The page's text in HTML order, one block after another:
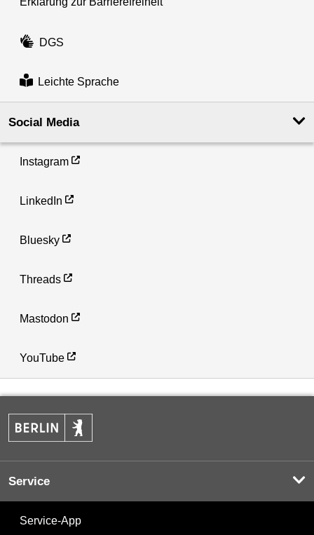
DGS
Leichte Sprache
Social Media
Instagram
LinkedIn
Bluesky
Threads
Mastodon
YouTube
Service
Service-App